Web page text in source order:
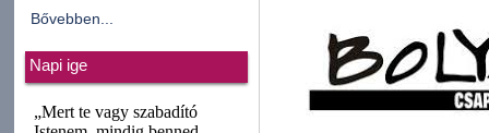
Bővebben...
Napi ige